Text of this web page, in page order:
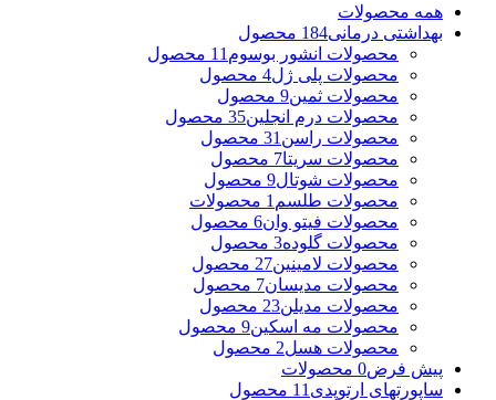
همه محصولات
بهداشتی درمانی184 محصول
محصولات انشور بوسوم 11 محصول
محصولات پلی ژل4 محصول
محصولات ثمین9 محصول
محصولات درم انجلین35 محصول
محصولات راسن 31 محصول
محصولات سریتا7 محصول
محصولات شوتال9 محصول
محصولات طلسم 1 محصولات
محصولات فیتو وان6 محصول
محصولات گلوده3 محصول
محصولات لامینین27 محصول
محصولات مدیسان7 محصول
محصولات مدیلن23 محصول
محصولات مه اسکین9 محصول
محصولات هسل2 محصول
پیش فرض0 محصولات
ساپورتهای ارتوپدی 11 محصول